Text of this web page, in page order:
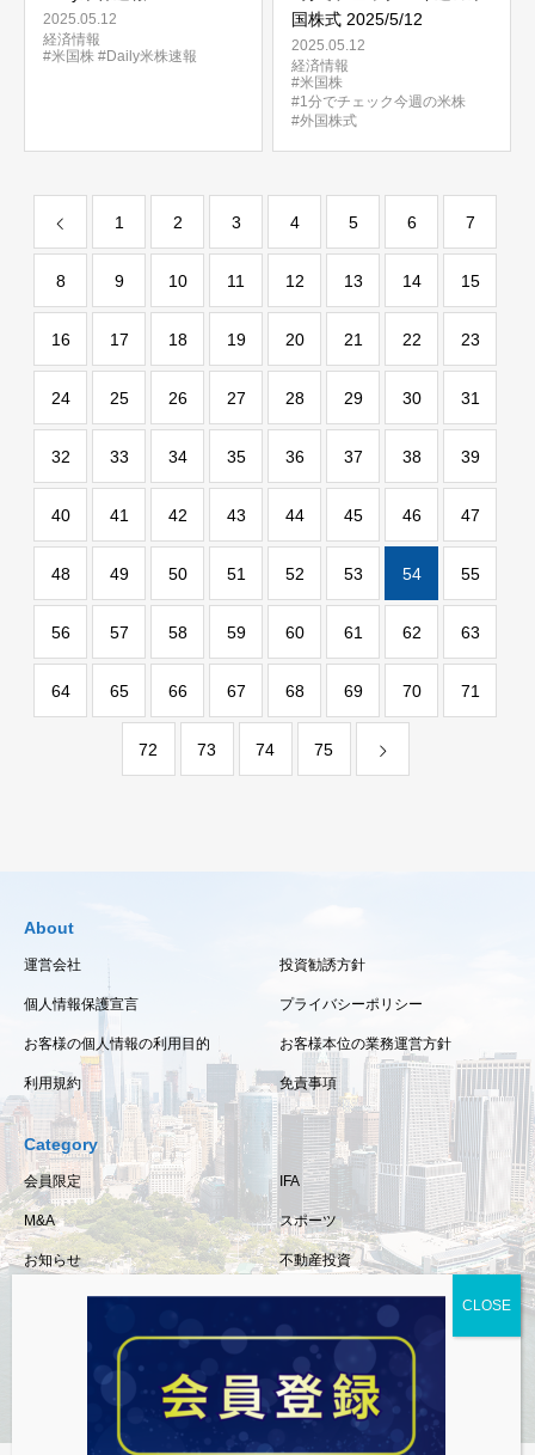
2025.05.12
経済情報
#米国株 #Daily米株速報
国株式 2025/5/12
2025.05.12
経済情報
#米国株
#1分でチェック今週の米株
#外国株式
1 2 3 4 5 6 7
8 9 10 11 12 13 14 15
16 17 18 19 20 21 22 23
24 25 26 27 28 29 30 31
32 33 34 35 36 37 38 39
40 41 42 43 44 45 46 47
48 49 50 51 52 53 54 55
56 57 58 59 60 61 62 63
64 65 66 67 68 69 70 71
72 73 74 75
About
運営会社 投資勧誘方針
個人情報保護宣言 プライバシーポリシー
お客様の個人情報の利用目的 お客様本位の業務運営方針
利用規約 免責事項
Category
会員限定 IFA
M&A スポーツ
お知らせ 不動産投資
相続・事業承継
経済情報